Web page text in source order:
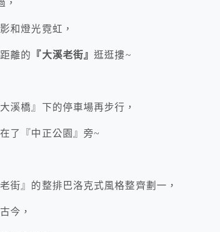
，
和燈光霓虹，
離的 『大溪老街』逛逛摟~
溪橋』下的停車場再步行，
了『中正公園』旁~
街』的整排巴洛克式風格整齊劃一，
今，